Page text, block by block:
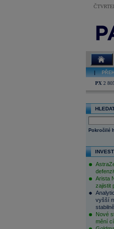
PX 2
Pokročilé
Arista
zajistit
vyšší
Nové
mění